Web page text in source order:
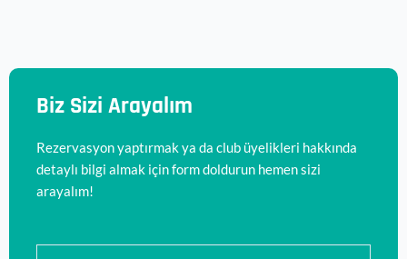
Biz Sizi Arayalım
Rezervasyon yaptırmak ya da club üyelikleri hakkında
detaylı bilgi almak için form doldurun hemen sizi
arayalım!